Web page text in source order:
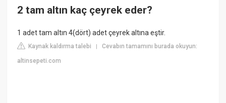
2 tam altın kaç çeyrek eder?
1 adet tam altın 4(dört) adet çeyrek altına eştir.
Kaynak kaldırma talebi |Cevabın tamamını burada okuyun:
altinsepeti.com